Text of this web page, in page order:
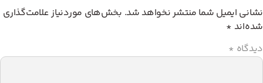
ایمیل شما منتشر نخواهد شد.بخش‌های موردنیاز علامت‌گذاری
*
*